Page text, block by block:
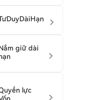
giữ dài
lực